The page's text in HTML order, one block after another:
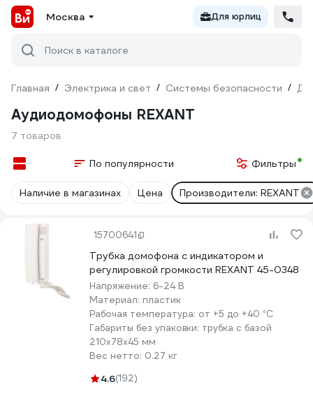
Москва Для юрлиц
Поиск в каталоге
Главная / Электрика и свет / Системы безопасности /
Аудиодомофоны REXANT
7 товаров
По популярности Фильтры
Наличие в магазинах Цена Производители: REXANT
15700641
Трубка домофона с индикатором и
регулировкой громкости REXANT 45-0348
Напряжение: 6-24 В
Материал: пластик
Рабочая температура: от +5 до +40 °С
Габариты без упаковки: трубка с базой
210х78х45 мм
Вес нетто: 0.27 кг
4.6(192)